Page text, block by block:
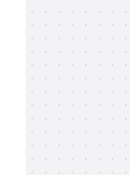
客户案例
支持
帮助中心